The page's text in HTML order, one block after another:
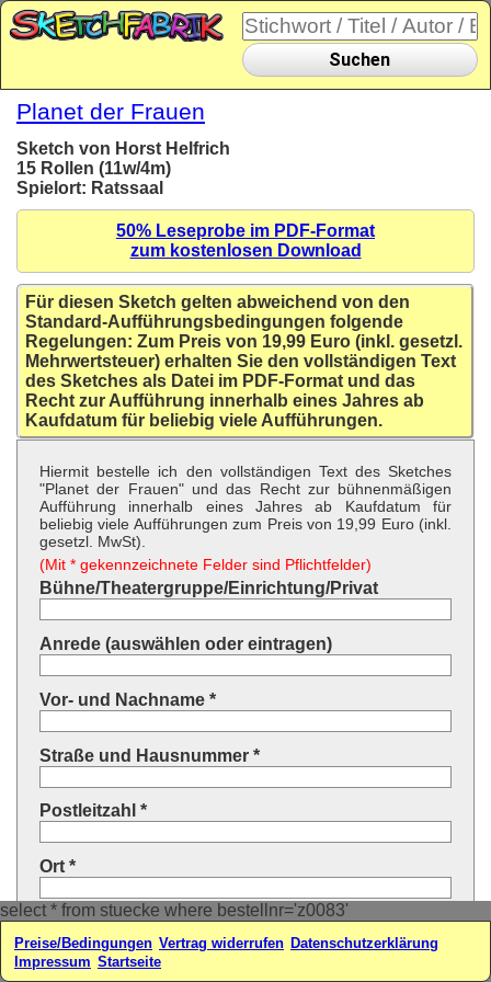
select * from stuecke where bestellnr='z0083'
Suchen
Planet der Frauen
Sketch von Horst Helfrich
15 Rollen (11w/4m)
Spielort: Ratssaal
50% Leseprobe im PDF-Format
zum kostenlosen Download
Für diesen Sketch gelten abweichend von den
Standard-Aufführungsbedingungen folgende
Regelungen: Zum Preis von 19,99 Euro (inkl. gesetzl.
Mehrwertsteuer) erhalten Sie den vollständigen Text
des Sketches als Datei im PDF-Format und das
Recht zur Aufführung innerhalb eines Jahres ab
Kaufdatum für beliebig viele Aufführungen.
Hiermit bestelle ich den vollständigen Text des Sketches
"Planet der Frauen" und das Recht zur bühnenmäßigen
Aufführung innerhalb eines Jahres ab Kaufdatum für
beliebig viele Aufführungen zum Preis von 19,99 Euro (inkl.
gesetzl. MwSt).
(Mit * gekennzeichnete Felder sind Pflichtfelder)
Bühne/Theatergruppe/Einrichtung/Privat
Anrede (auswählen oder eintragen)
Vor- und Nachname *
Straße und Hausnummer *
Postleitzahl *
Ort *
Land * (auswählen oder eintragen)
Ihre E-Mail-Adresse*
Preise/Bedingungen Vertrag widerrufen Datenschutzerklärung
Impressum Startseite